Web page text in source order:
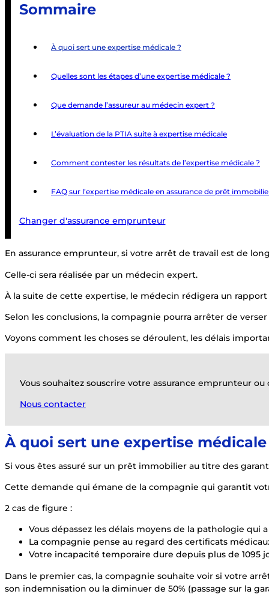
Sommaire
À quoi sert une expertise médicale ?
Quelles sont les étapes d’une expertise médicale ?
Que demande l’assureur au médecin expert ?
L’évaluation de la PTIA suite à expertise médicale
Comment contester les résultats de l’expertise médicale ?
FAQ sur l’expertise médicale en assurance de prêt
Changer d'assurance emprunteur
En assurance emprunteur, si votre arrêt de travail est de
Celle-ci sera réalisée par un médecin expert.
À la suite de cette expertise, le médecin rédigera un
Selon les conclusions, la compagnie pourra arrêter de
Voyons comment les choses se déroulent, les délais
Vous souhaitez souscrire votre assurance emprunteur
Nous contacter
À quoi sert une expertise médicale
Si vous êtes assuré sur un prêt immobilier au titre des
Cette demande qui émane de la compagnie qui garantit
2 cas de figure :
Vous dépassez les délais moyens de la pathologie qui
La compagnie pense au regard des certificats
Votre incapacité temporaire dure depuis plus de 1095
Dans le premier cas, la compagnie souhaite voir si votre
son indemnisation ou la diminuer de 50% (passage sur la